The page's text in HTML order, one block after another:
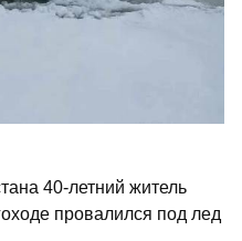
40-летний житель
провалился под лед